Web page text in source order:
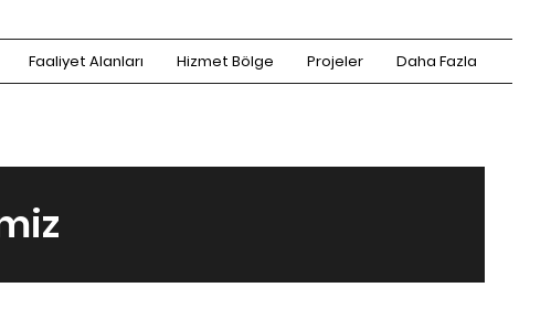
Faaliyet Alanları Hizmet Bölge Projeler Daha Fazla